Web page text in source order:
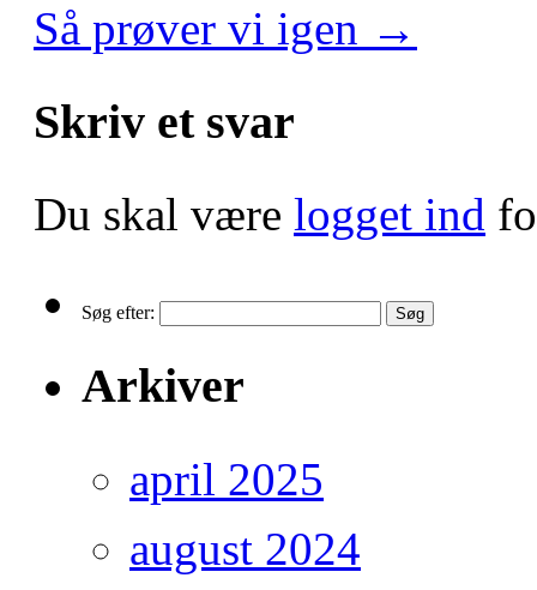
Så prøver vi igen →
Skriv et svar
Du skal være logget ind
Søg efter:
Arkiver
april 2025
august 2024